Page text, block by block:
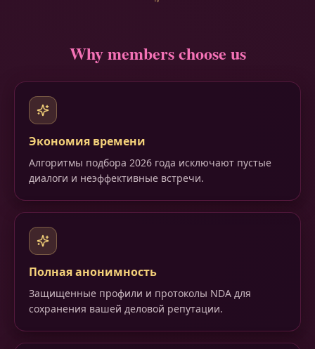
Why members choose us
Экономия времени
Алгоритмы подбора 2026 года исключают пустые
диалоги и неэффективные встречи.
Полная анонимность
Защищенные профили и протоколы NDA для
сохранения вашей деловой репутации.